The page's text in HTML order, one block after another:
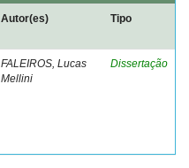
Autor(es) Tipo
FALEIROS, Lucas
Mellini
Dissertação